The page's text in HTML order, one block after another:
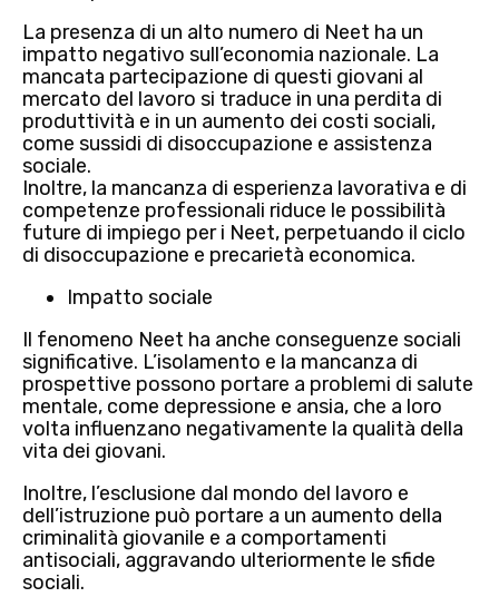
La presenza di un alto numero di Neet ha un
impatto negativo sull’economia nazionale. La
mancata partecipazione di questi giovani al
mercato del lavoro si traduce in una perdita di
produttività e in un aumento dei costi sociali,
come sussidi di disoccupazione e assistenza
sociale.
Inoltre, la mancanza di esperienza lavorativa e di
competenze professionali riduce le possibilità
future di impiego per i Neet, perpetuando il ciclo
di disoccupazione e precarietà economica.
Impatto sociale
Il fenomeno Neet ha anche conseguenze sociali
significative. L’isolamento e la mancanza di
prospettive possono portare a problemi di salute
mentale, come depressione e ansia, che a loro
volta influenzano negativamente la qualità della
vita dei giovani.
Inoltre, l’esclusione dal mondo del lavoro e
dell’istruzione può portare a un aumento della
criminalità giovanile e a comportamenti
antisociali, aggravando ulteriormente le sfide
sociali.